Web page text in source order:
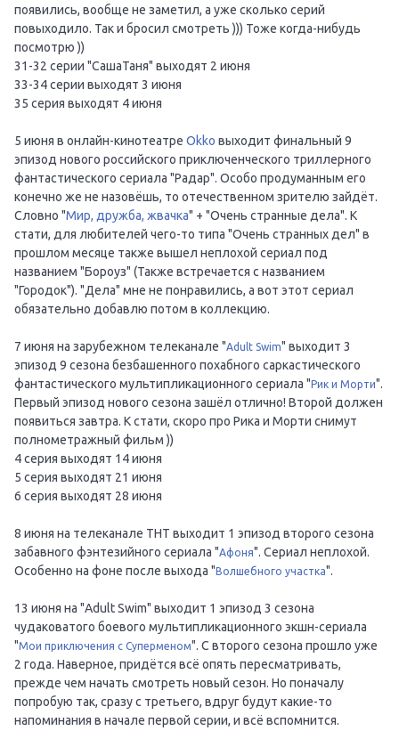
появились, вообще не заметил, а уже сколько серий
повыходило. Так и бросил смотреть ))) Тоже когда-нибудь
посмотрю ))
31-32 серии "СашаТаня" выходят 2 июня
33-34 серии выходят 3 июня
35 серия выходят 4 июня
5 июня в онлайн-кинотеатре Okko выходит финальный 9
эпизод нового российского приключенческого триллерного
фантастического сериала "Радар". Особо продуманным его
конечно же не назовёшь, то отечественном зрителю зайдёт.
Словно "Мир, дружба, жвачка" + "Очень странные дела". К
стати, для любителей чего-то типа "Очень странных дел" в
прошлом месяце также вышел неплохой сериал под
названием "Бороуз" (Также встречается с названием
"Городок"). "Дела" мне не понравились, а вот этот сериал
обязательно добавлю потом в коллекцию.
7 июня на зарубежном телеканале "Adult Swim" выходит 3
эпизод 9 сезона безбашенного похабного саркастического
фантастического мультипликационного сериала " Рик и Морти".
Первый эпизод нового сезона зашёл отлично! Второй должен
появиться завтра. К стати, скоро про Рика и Морти снимут
полнометражный фильм ))
4 серия выходят 14 июня
5 серия выходят 21 июня
6 серия выходят 28 июня
8 июня на телеканале ТНТ выходит 1 эпизод второго сезона
забавного фэнтезийного сериала "Афоня". Сериал неплохой.
Особенно на фоне после выхода " Волшебного участка".
13 июня на "Adult Swim" выходит 1 эпизод 3 сезона
чудаковатого боевого мультипликационного экшн-сериала
"Мои приключения с Суперменом". С второго сезона прошло уже
2 года. Наверное, придётся всё опять пересматривать,
прежде чем начать смотреть новый сезон. Но поначалу
попробую так, сразу с третьего, вдруг будут какие-то
напоминания в начале первой серии, и всё вспомнится.